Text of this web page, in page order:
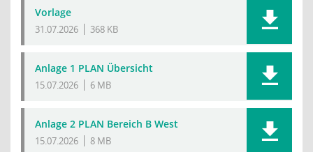
Vorlage
31.07.2026 368 KB
Anlage 1 PLAN Übersicht
15.07.2026 6 MB
Anlage 2 PLAN Bereich B West
15.07.2026 8 MB